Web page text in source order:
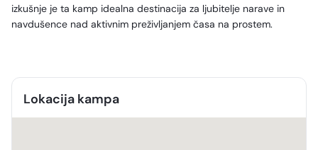
izkušnje je ta kamp idealna destinacija za ljubitelje narave in
navdušence nad aktivnim preživljanjem časa na prostem.
Lokacija kampa